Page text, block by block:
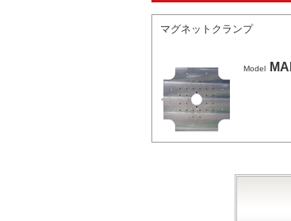
マグネットクランプ
Model